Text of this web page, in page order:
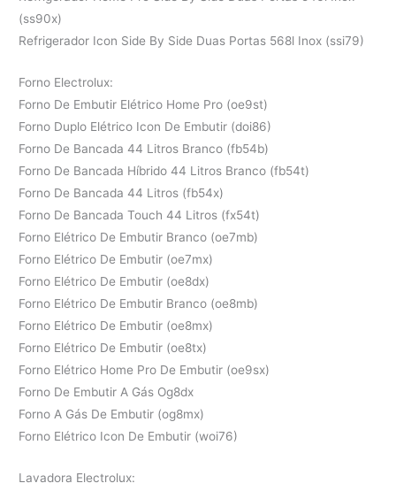
(ss90x)
Refrigerador Icon Side By Side Duas Portas 568l Inox (ssi79)
Forno Electrolux:
Forno De Embutir Elétrico Home Pro (oe9st)
Forno Duplo Elétrico Icon De Embutir (doi86)
Forno De Bancada 44 Litros Branco (fb54b)
Forno De Bancada Híbrido 44 Litros Branco (fb54t)
Forno De Bancada 44 Litros (fb54x)
Forno De Bancada Touch 44 Litros (fx54t)
Forno Elétrico De Embutir Branco (oe7mb)
Forno Elétrico De Embutir (oe7mx)
Forno Elétrico De Embutir (oe8dx)
Forno Elétrico De Embutir Branco (oe8mb)
Forno Elétrico De Embutir (oe8mx)
Forno Elétrico De Embutir (oe8tx)
Forno Elétrico Home Pro De Embutir (oe9sx)
Forno De Embutir A Gás Og8dx
Forno A Gás De Embutir (og8mx)
Forno Elétrico Icon De Embutir (woi76)
Lavadora Electrolux: